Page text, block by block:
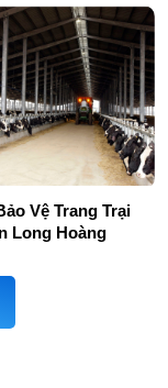
Vệ Trang Trại
Long Hoàng